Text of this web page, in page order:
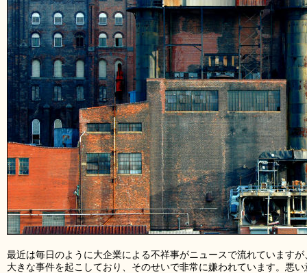
最近は毎日のように大企業による不祥事がニュースで流れています
大きな事件を起こしており、そのせいで非常に嫌われています。悪